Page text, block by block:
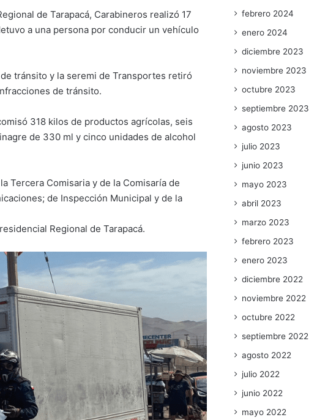
de Tarapacá, Carabineros realizó 17
a una persona por conducir un vehículo
tránsito y la seremi de Transportes retiró
de tránsito.
318 kilos de productos agrícolas, seis
de 330 ml y cinco unidades de alcohol
Tercera Comisaria y de la Comisaría de
de Inspección Municipal y de la
Regional de Tarapacá.
febrero 2024
enero 2024
diciembre 2023
noviembre 2023
octubre 2023
septiembre 2023
agosto 2023
julio 2023
junio 2023
mayo 2023
abril 2023
marzo 2023
febrero 2023
enero 2023
diciembre 2022
noviembre 2022
octubre 2022
septiembre 2022
agosto 2022
julio 2022
junio 2022
mayo 2022